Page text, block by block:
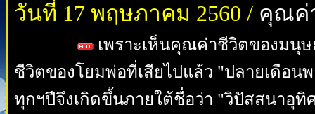
วันที่ 17 พฤษภาคม 2560 / คุณค่
เพราะเห็นคุณค่าชีวิตของมนุษ
ชีวิตของโยมพ่อที่เสียไปแล้ว "ปลายเดือน
ทุกฯปีจึงเกิดขึ้นภายใต้ชื่อว่า "วิปัสสนาอุทิ